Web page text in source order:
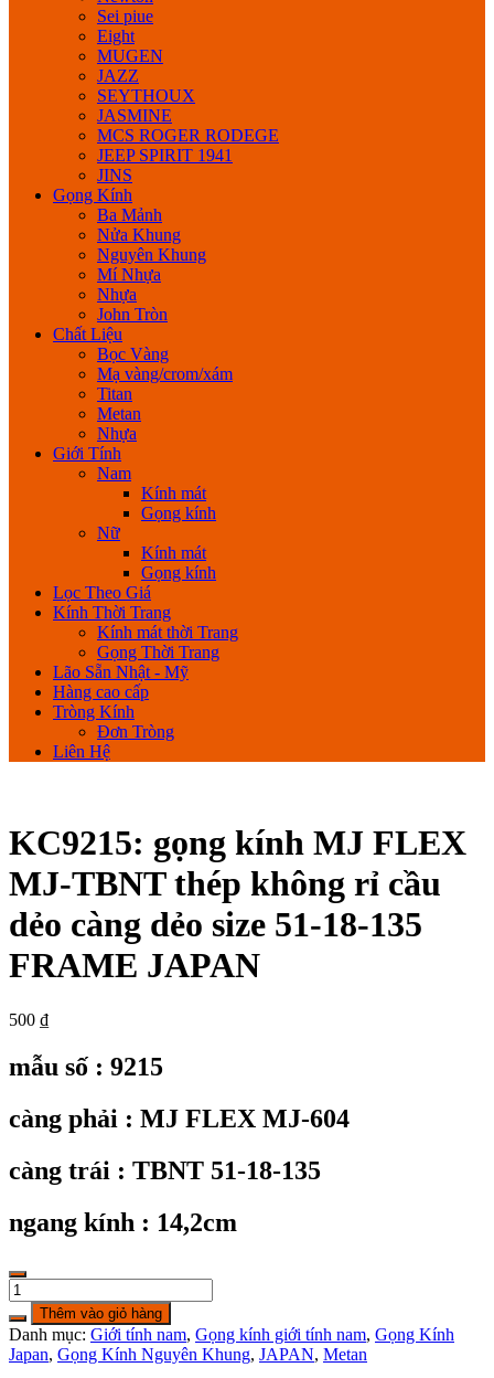
Sei piue
Eight
MUGEN
JAZZ
SEYTHOUX
JASMINE
MCS ROGER RODEGE
JEEP SPIRIT 1941
JINS
Gọng Kính
Ba Mảnh
Nửa Khung
Nguyên Khung
Mí Nhựa
Nhựa
John Tròn
Chất Liệu
Bọc Vàng
Mạ vàng/crom/xám
Titan
Metan
Nhựa
Giới Tính
Nam
Kính mát
Gọng kính
Nữ
Kính mát
Gọng kính
Lọc Theo Giá
Kính Thời Trang
Kính mát thời Trang
Gọng Thời Trang
Lão Sẵn Nhật - Mỹ
Hàng cao cấp
Tròng Kính
Đơn Tròng
Liên Hệ
KC9215: gọng kính MJ FLEX
MJ-TBNT thép không rỉ cầu
dẻo càng dẻo size 51-18-135
FRAME JAPAN
500 ₫
mẫu số : 9215
càng phải : MJ FLEX MJ-604
càng trái : TBNT 51-18-135
ngang kính : 14,2cm
KC9215:
gọng
kính
MJ
FLEX
Thêm vào giỏ hàng
Danh mục: Giới tính nam, Gọng kính giới tính nam, Gọng Kính
Japan, Gọng Kính Nguyên Khung, JAPAN, Metan